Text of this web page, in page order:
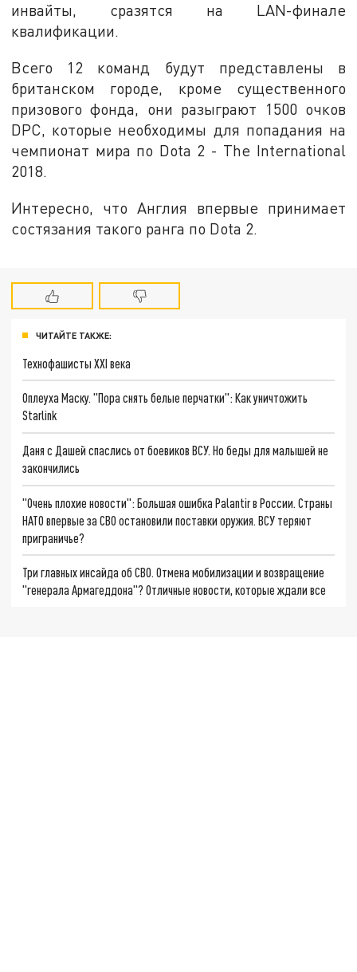
инвайты, сразятся на LAN-финале
квалификации.
Всего 12 команд будут представлены в
британском городе, кроме существенного
призового фонда, они разыграют 1500 очков
DPC, которые необходимы для попадания на
чемпионат мира по Dota 2 - The International
2018.
Интересно, что Англия впервые принимает
состязания такого ранга по Dota 2.
ЧИТАЙТЕ ТАКЖЕ:
Технофашисты XXI века
Оплеуха Маску. "Пора снять белые перчатки": Как уничтожить
Starlink
Даня с Дашей спаслись от боевиков ВСУ. Но беды для малышей не
закончились
"Очень плохие новости": Большая ошибка Palantir в России. Страны
НАТО впервые за СВО остановили поставки оружия. ВСУ теряют
приграничье?
Три главных инсайда об СВО. Отмена мобилизации и возвращение
"генерала Армагеддона"? Отличные новости, которые ждали все